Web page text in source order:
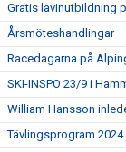
Gratis lavinutbildning
Årsmöteshandlingar
Racedagarna på
SKI-INSPO 23/9 i
William Hansson
Tävlingsprogram 2024